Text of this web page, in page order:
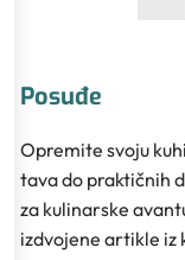
Posuđe
Opremite svoju
tava do praktičnih
za kulinarske
izdvojene artikle iz